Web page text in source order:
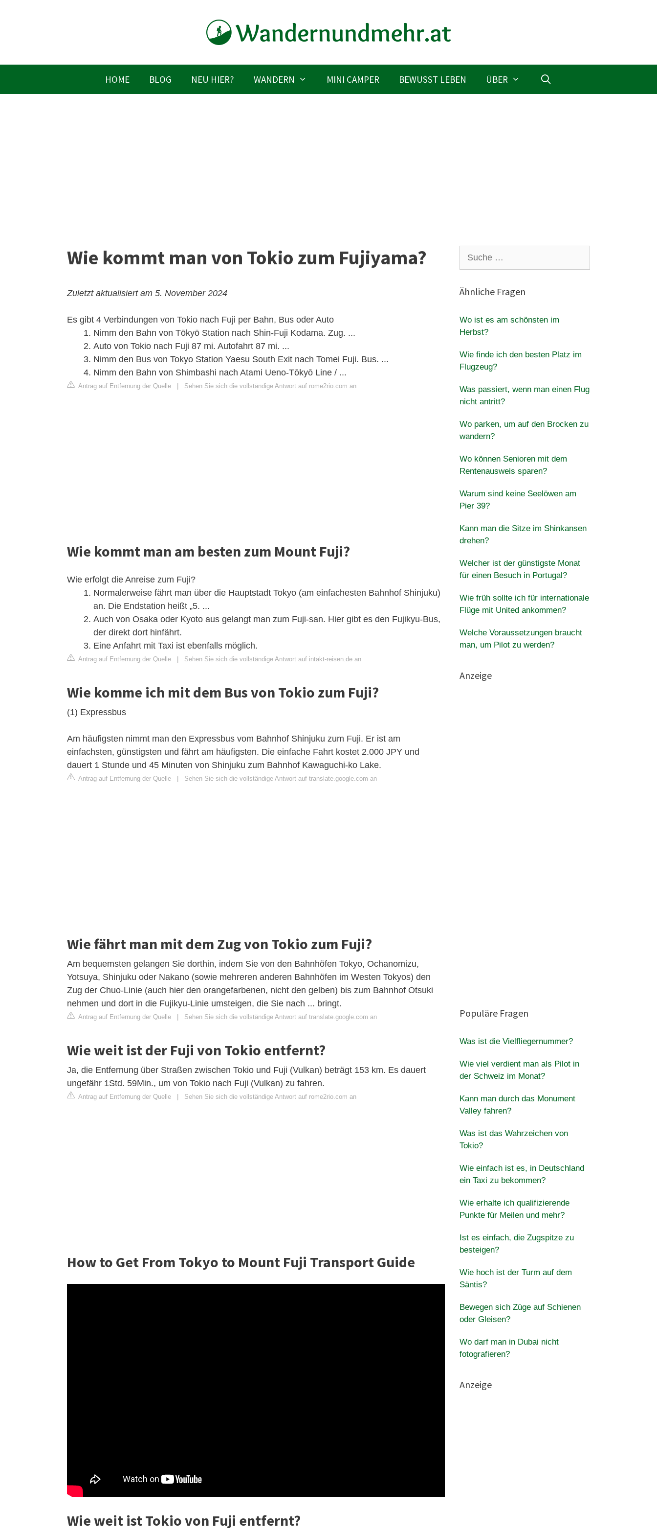
HOME BLOG NEU HIER? WANDERN MINI CAMPER BEWUSST LEBEN ÜBER
Wie kommt man von Tokio zum Fujiyama?
Zuletzt aktualisiert am 5. November 2024
Es gibt 4 Verbindungen von Tokio nach Fuji per Bahn, Bus oder Auto
Nimm den Bahn von Tōkyō Station nach Shin-Fuji Kodama. Zug. ...
Auto von Tokio nach Fuji 87 mi. Autofahrt 87 mi. ...
Nimm den Bus von Tokyo Station Yaesu South Exit nach Tomei Fuji. Bus. ...
Nimm den Bahn von Shimbashi nach Atami Ueno-Tōkyō Line / ...
Antrag auf Entfernung der Quelle Sehen Sie sich die vollständige Antwort auf rome2rio.com an
Wie kommt man am besten zum Mount Fuji?
Wie erfolgt die Anreise zum Fuji?
Normalerweise fährt man über die Hauptstadt Tokyo (am einfachesten Bahnhof Shinjuku)
an. Die Endstation heißt „5. ...
Auch von Osaka oder Kyoto aus gelangt man zum Fuji-san. Hier gibt es den Fujikyu-Bus,
der direkt dort hinfährt.
Eine Anfahrt mit Taxi ist ebenfalls möglich.
Antrag auf Entfernung der Quelle Sehen Sie sich die vollständige Antwort auf intakt-reisen.de an
Wie komme ich mit dem Bus von Tokio zum Fuji?
(1) Expressbus
Am häufigsten nimmt man den Expressbus vom Bahnhof Shinjuku zum Fuji. Er ist am
einfachsten, günstigsten und fährt am häufigsten. Die einfache Fahrt kostet 2.000 JPY und
dauert 1 Stunde und 45 Minuten von Shinjuku zum Bahnhof Kawaguchi-ko Lake.
Antrag auf Entfernung der Quelle Sehen Sie sich die vollständige Antwort auf translate.google.com an
Wie fährt man mit dem Zug von Tokio zum Fuji?
Am bequemsten gelangen Sie dorthin, indem Sie von den Bahnhöfen Tokyo, Ochanomizu,
Yotsuya, Shinjuku oder Nakano (sowie mehreren anderen Bahnhöfen im Westen Tokyos) den
Zug der Chuo-Linie (auch hier den orangefarbenen, nicht den gelben) bis zum Bahnhof Otsuki
nehmen und dort in die Fujikyu-Linie umsteigen, die Sie nach ... bringt.
Antrag auf Entfernung der Quelle Sehen Sie sich die vollständige Antwort auf translate.google.com an
Wie weit ist der Fuji von Tokio entfernt?
Ja, die Entfernung über Straßen zwischen Tokio und Fuji (Vulkan) beträgt 153 km. Es dauert
ungefähr 1Std. 59Min., um von Tokio nach Fuji (Vulkan) zu fahren.
Antrag auf Entfernung der Quelle Sehen Sie sich die vollständige Antwort auf rome2rio.com an
How to Get From Tokyo to Mount Fuji Transport Guide
Wie weit ist Tokio von Fuji entfernt?
nach:
Ähnliche Fragen
Wo ist es am schönsten im
Herbst?
Wie finde ich den besten Platz im
Flugzeug?
Was passiert, wenn man einen Flug
nicht antritt?
Wo parken, um auf den Brocken zu
wandern?
Wo können Senioren mit dem
Rentenausweis sparen?
Warum sind keine Seelöwen am
Pier 39?
Kann man die Sitze im Shinkansen
drehen?
Welcher ist der günstigste Monat
für einen Besuch in Portugal?
Wie früh sollte ich für internationale
Flüge mit United ankommen?
Welche Voraussetzungen braucht
man, um Pilot zu werden?
Anzeige
Populäre Fragen
Was ist die Vielfliegernummer?
Wie viel verdient man als Pilot in
der Schweiz im Monat?
Kann man durch das Monument
Valley fahren?
Was ist das Wahrzeichen von
Tokio?
Wie einfach ist es, in Deutschland
ein Taxi zu bekommen?
Wie erhalte ich qualifizierende
Punkte für Meilen und mehr?
Ist es einfach, die Zugspitze zu
besteigen?
Wie hoch ist der Turm auf dem
Säntis?
Bewegen sich Züge auf Schienen
oder Gleisen?
Wo darf man in Dubai nicht
fotografieren?
Anzeige